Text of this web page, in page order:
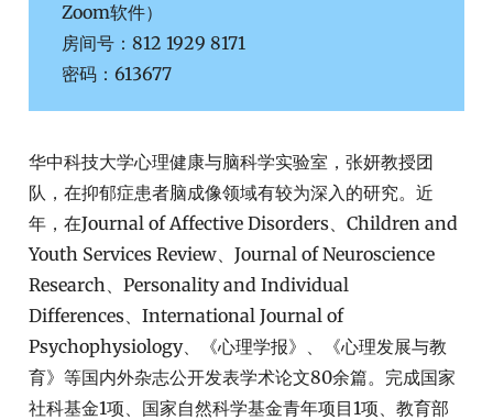
Zoom软件）
房间号：812 1929 8171
密码：613677
华中科技大学心理健康与脑科学实验室，张妍教授团
队，在抑郁症患者脑成像领域有较为深入的研究。近
年，在Journal of Affective Disorders、Children and
Youth Services Review、Journal of Neuroscience
Research、Personality and Individual
Differences、International Journal of
Psychophysiology、《心理学报》、《心理发展与教
育》等国内外杂志公开发表学术论文80余篇。完成国家
社科基金1项、国家自然科学基金青年项目1项、教育部